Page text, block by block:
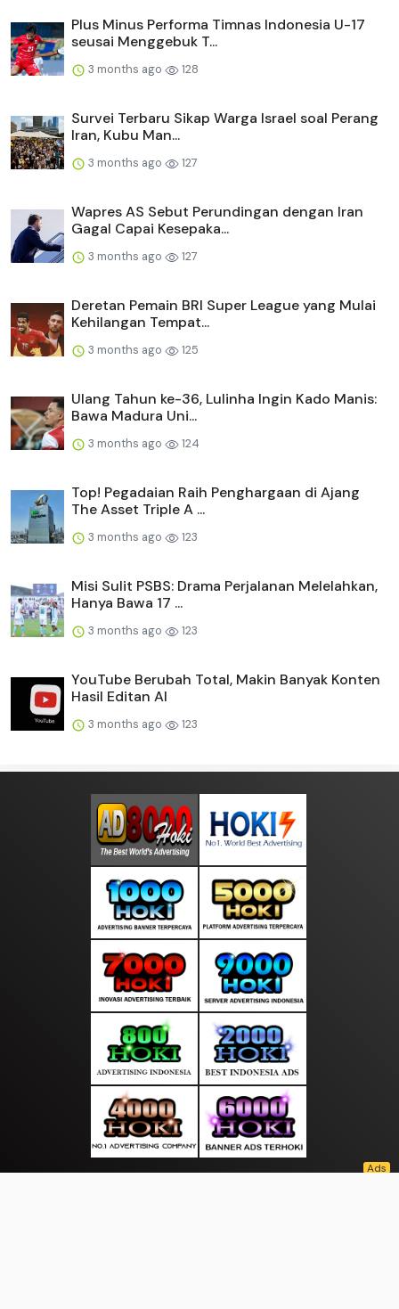
Plus Minus Performa Timnas Indonesia U-17
seusai Menggebuk T...
3 months ago 128
Survei Terbaru Sikap Warga Israel soal Perang
Iran, Kubu Man...
3 months ago 127
Wapres AS Sebut Perundingan dengan Iran
Gagal Capai Kesepaka...
3 months ago 127
Deretan Pemain BRI Super League yang Mulai
Kehilangan Tempat...
3 months ago 125
Ulang Tahun ke-36, Lulinha Ingin Kado Manis:
Bawa Madura Uni...
3 months ago 124
Top! Pegadaian Raih Penghargaan di Ajang
The Asset Triple A ...
3 months ago 123
Misi Sulit PSBS: Drama Perjalanan Melelahkan,
Hanya Bawa 17 ...
3 months ago 123
YouTube Berubah Total, Makin Banyak Konten
Hasil Editan AI
3 months ago 123